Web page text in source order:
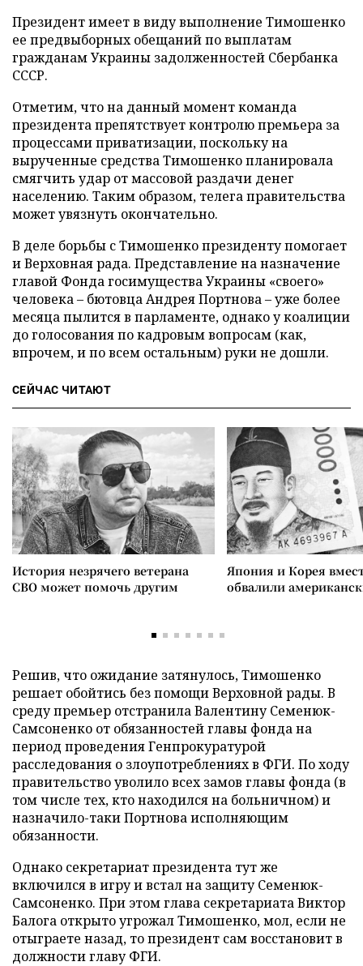
Президент имеет в виду выполнение Тимошенко
ее предвыборных обещаний по выплатам
гражданам Украины задолженностей Сбербанка
СССР.
Отметим, что на данный момент команда
президента препятствует контролю премьера за
процессами приватизации, поскольку на
вырученные средства Тимошенко планировала
смягчить удар от массовой раздачи денег
населению. Таким образом, телега правительства
может увязнуть окончательно.
В деле борьбы с Тимошенко президенту помогает
и Верховная рада. Представление на назначение
главой Фонда госимущества Украины «своего»
человека – бютовца Андрея Портнова – уже более
месяца пылится в парламенте, однако у коалиции
до голосования по кадровым вопросам (как,
впрочем, и по всем остальным) руки не дошли.
СЕЙЧАС ЧИТАЮТ
История незрячего ветерана
СВО может помочь другим
Япония и Корея
обвалили
Решив, что ожидание затянулось, Тимошенко
решает обойтись без помощи Верховной рады. В
среду премьер отстранила Валентину Семенюк-
Самсоненко от обязанностей главы фонда на
период проведения Генпрокуратурой
расследования о злоупотреблениях в ФГИ. По ходу
правительство уволило всех замов главы фонда (в
том числе тех, кто находился на больничном) и
назначило-таки Портнова исполняющим
обязанности.
Однако секретариат президента тут же
включился в игру и встал на защиту Семенюк-
Самсоненко. При этом глава секретариата Виктор
Балога открыто угрожал Тимошенко, мол, если не
отыграете назад, то президент сам восстановит в
должности главу ФГИ.